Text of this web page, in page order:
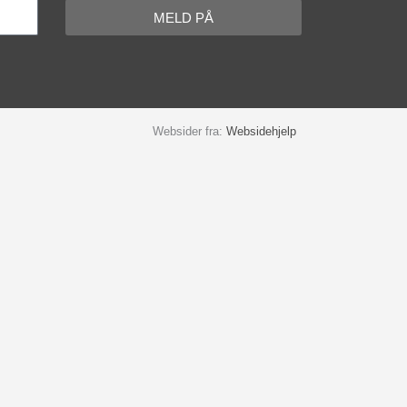
MELD PÅ
Websider fra: Websidehjelp